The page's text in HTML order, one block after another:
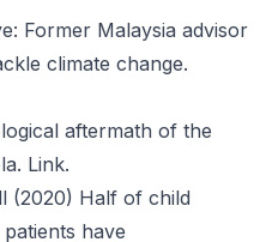
Former Malaysia advisor
climate change.
aftermath of the
Link.
(2020) Half of child
have